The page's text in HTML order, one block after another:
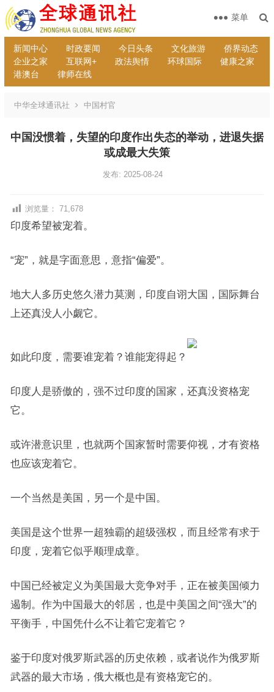
新闻中心 时政要闻 今日头条 文化旅游
侨界动态
企业之家
互联网+ 政法舆情 环球国际
健康之家
港澳台
律师在线
菜单
中华全球通讯社 中国村官
中国没惯着，失望的印度作出失态的举动，进退失据
或成最大失策
发布: 2025-08-24
浏览量： 71,678
印度希望被宠着。
“宠”，就是字面意思，意指“偏爱”。
地大人多历史悠久潜力莫测，印度自诩大国，国际舞台
上还真没人小觑它。
如此印度，需要谁宠着？谁能宠得起？
印度人是骄傲的，强不过印度的国家，还真没资格宠
它。
或许潜意识里，也就两个国家暂时需要仰视，才有资格
也应该宠着它。
一个当然是美国，另一个是中国。
美国是这个世界一超独霸的超级强权，而且经常有求于
印度，宠着它似乎顺理成章。
中国已经被定义为美国最大竞争对手，正在被美国倾力
遏制。作为中国最大的邻居，也是中美国之间“强大”的
平衡手，中国凭什么不让着它宠着它？
鉴于印度对俄罗斯武器的历史依赖，或者说作为俄罗斯
武器的最大市场，俄大概也是有资格宠它的。